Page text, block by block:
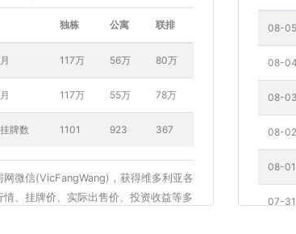
独栋 公寓 联排
117万 56万 80万
117万 55万 78万
牌数 1101 923 367
网微信(VicFangWang)，获得维多利亚各
情、挂牌价、实际出售价、投资收益等多
08-
08-
08-
08-
08-01
07-31